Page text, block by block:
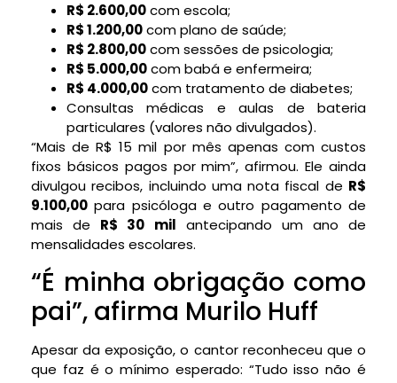
R$ 2.600,00com escola;
R$ 1.200,00com plano de saúde;
R$ 2.800,00com sessões de psicologia;
R$ 5.000,00com babá e enfermeira;
R$ 4.000,00com tratamento de diabetes;
Consultas médicas e aulas de bateria
particulares (valores não divulgados).
“Mais de R$ 15 mil por mês apenas com custos
fixos básicos pagos por mim”, afirmou. Ele ainda
divulgou recibos, incluindo uma nota fiscal de R$
9.100,00 para psicóloga e outro pagamento de
mais de R$ 30 mil antecipando um ano de
mensalidades escolares.
“É minha obrigação como
pai”, afirma Murilo Huff
Apesar da exposição, o cantor reconheceu que o
que faz é o mínimo esperado: “Tudo isso não é